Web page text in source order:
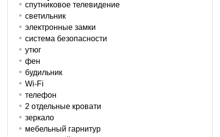
спутниковое телевидение
светильник
электронные замки
система безопасности
утюг
фен
будильник
Wi-Fi
телефон
2 отдельные кровати
зеркало
мебельный гарнитур